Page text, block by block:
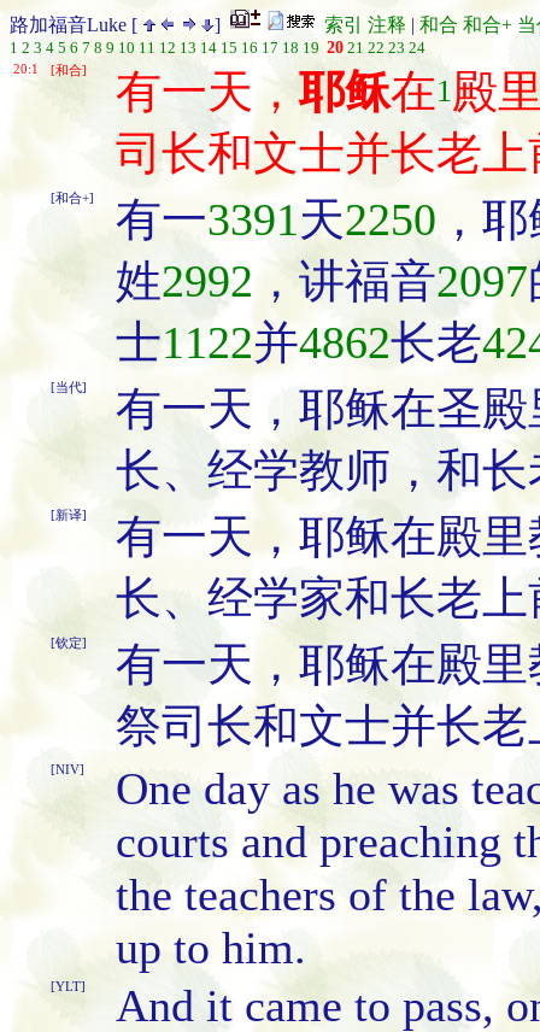
路加福音Luke [ ] 索引 注释 | 和合 和合+
1 2 3 4 5 6 7 8 9 10 11 12 13 14 15 16 17 18 19 20 21 22 23 24
20:1 [和合] 有一天，耶稣在1 殿
司长和文士并长老上
[和合+] 有一3391天2250 ，
姓2992 ，讲福音2097
士1122并4862长老
[当代]
有一天，耶稣在圣
长、经学教师，和
[新译]
有一天，耶稣在殿
长、经学家和长老
[钦定]
有一天，耶稣在殿
祭司长和文士并长
[NIV]
One day as he was
courts and preaching
the teachers of the
up to him.
[YLT]
And it came to pass,